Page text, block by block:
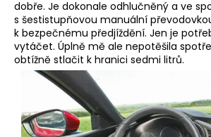
dobře. Je dokonale odhlučněný a ve
s šestistupňovou manuální
k bezpečnému předjíždění. Jen je
vytáčet. Úplně mě ale nepotěšila
obtížně stlačit k hranici sedmi litrů.